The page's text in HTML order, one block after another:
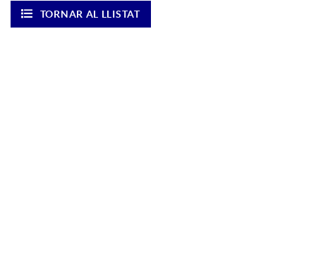
TORNAR AL LLISTAT